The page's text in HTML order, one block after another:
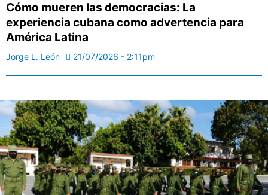
Cómo mueren las democracias: La
experiencia cubana como advertencia para
América Latina
Jorge L. León 21/07/2026 - 2:11pm